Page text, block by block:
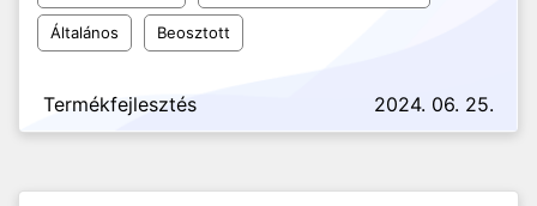
Általános Beosztott
Termékfejlesztés 2024. 06. 25.